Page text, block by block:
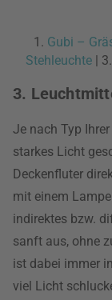
1. Gubi –
Stehleuchte| 3.
3.
Je nach Typ
starkes Licht
Deckenfluter
mit einem
indirektes bzw.
sanft aus, ohne
ist dabei immer
viel Licht